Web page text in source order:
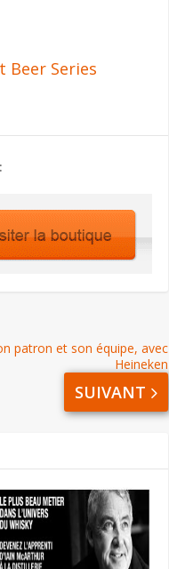
Beer Series
patron et son équipe, avec
Heineken
SUIVANT